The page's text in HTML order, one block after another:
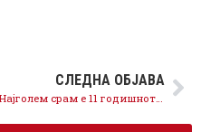
СЛЕДНА ОБЈАВА
Најголем срам е 11 годишното криминално владеење на ВМРО-ДПМНЕ, партијата којашто е синоним за неспособност, криминал и корупција